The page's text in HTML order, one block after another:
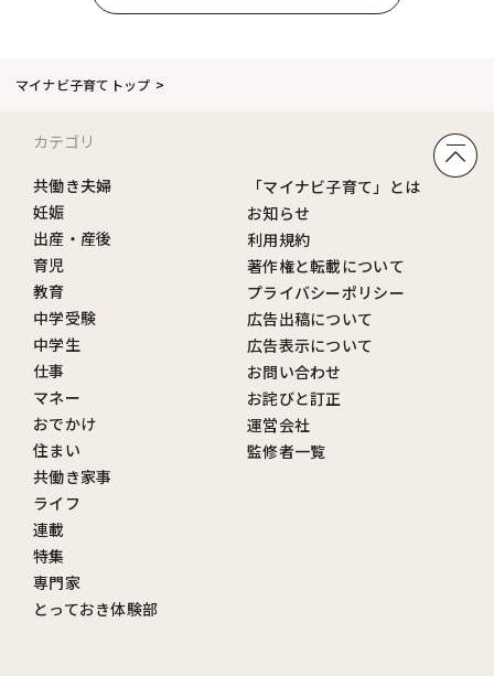
マイナビ子育てトップ
カテゴリ
共働き夫婦
妊娠
出産・産後
育児
教育
中学受験
中学生
仕事
マネー
おでかけ
住まい
共働き家事
ライフ
連載
特集
専門家
とっておき体験部
「マイナビ子育て」とは
お知らせ
利用規約
著作権と転載について
プライバシーポリシー
広告出稿について
広告表示について
お問い合わせ
お詫びと訂正
運営会社
監修者一覧